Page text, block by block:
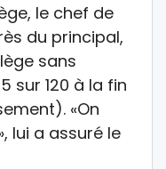
le chef de
du principal,
sans
sur 120 à la fin
«On
lui a assuré le